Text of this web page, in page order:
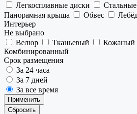
Легкосплавные диски
Панорамная крыша
Обвес
Интерьер
Не выбрано
Велюр
Тканьевый Кожаный
Комбинированный
Срок размещения
За 24 часа
За 7 дней
За все время
Применить
Сбросить